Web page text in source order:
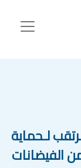
مرتقب لـحماية
الفيضانات